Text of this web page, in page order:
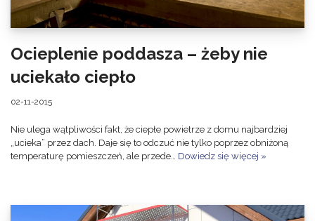
Ocieplenie poddasza – żeby nie
uciekało ciepło
02-11-2015
Nie ulega wątpliwości fakt, że ciepłe powietrze z domu najbardziej
„ucieka” przez dach. Daje się to odczuć nie tylko poprzez obniżoną
temperaturę pomieszczeń, ale przede… Dowiedz się więcej »